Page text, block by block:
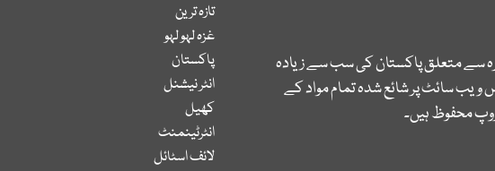
سے متعلق پاکستان کی سب سے زیادہ
سائٹ پر شائع شدہ تمام مواد کے
محفوظ ہیں۔
تازہ ترین
غزہ لہو لہو
پاکستان
انٹر نیشنل
کھیل
انٹرٹینمنٹ
لائف اسٹائل